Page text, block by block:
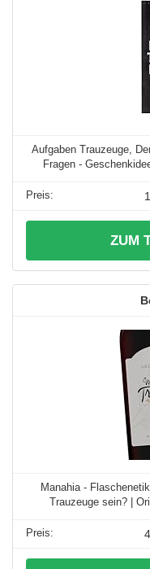
Aufgaben Trauzeuge,
Fragen -
ZUM
Manahia -
Trauzeuge sein? |